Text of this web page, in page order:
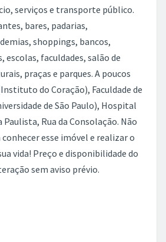
serviços e transporte público.
bares, padarias,
shoppings, bancos,
escolas, faculdades, salão de
praças e parques. A poucos
do Coração), Faculdade de
de São Paulo), Hospital
Paulista, Rua da Consolação. Não
esse imóvel e realizar o
vida! Preço e disponibilidade do
sem aviso prévio.